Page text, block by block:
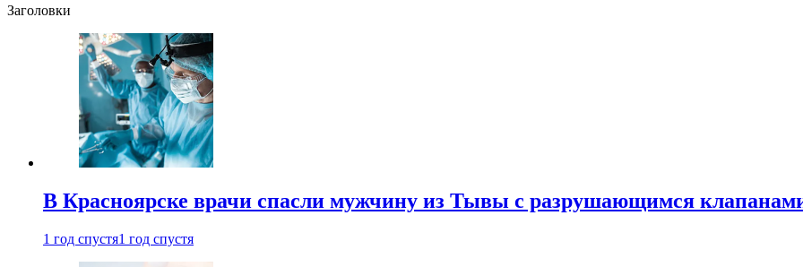
Заголовки
В Красноярске врачи спасли мужчину из Тывы с разрушающимся
1 год спустя1 год спустя